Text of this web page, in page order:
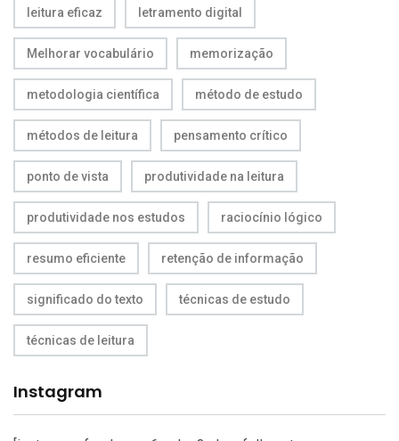
leitura eficaz letramento digital
Melhorar vocabulário memorização
metodologia científica método de estudo
métodos de leitura pensamento crítico
ponto de vista produtividade na leitura
produtividade nos estudos raciocínio lógico
resumo eficiente retenção de informação
significado do texto técnicas de estudo
técnicas de leitura
Instagram